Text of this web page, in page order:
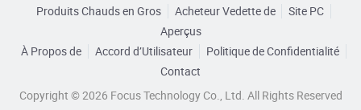
Produits Chauds en Gros
Acheteur Vedette de
Site PC
Aperçus
À Propos de
Accord d’Utilisateur
Politique de Confidentialité
Contact
Copyright © 2026 Focus Technology Co., Ltd. All Rights Reserved